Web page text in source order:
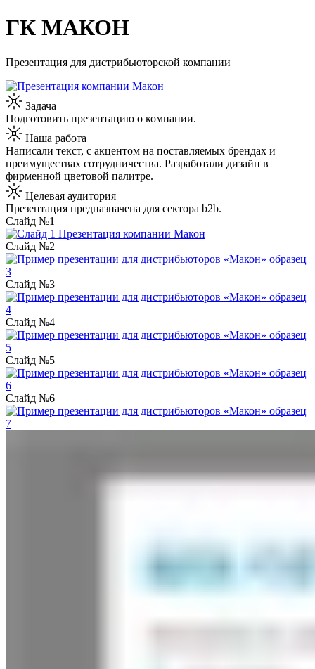
ГК МАКОН
Презентация для дистрибьюторской компании
Задача
Подготовить презентацию о компании.
Наша работа
Написали текст, с акцентом на поставляемых брендах и
преимуществах сотрудничества. Разработали дизайн в
фирменной цветовой палитре.
Целевая аудитория
Презентация предназначена для сектора b2b.
Слайд №1
Слайд №2
Слайд №3
Слайд №4
Слайд №5
Слайд №6